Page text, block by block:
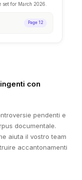
con
pendenti e
documentale.
aiuta il vostro team
accantonamenti